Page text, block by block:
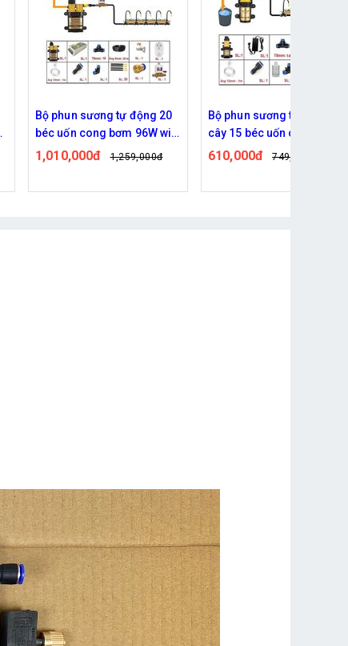
Bộ phun sương tự động tưới
cây 15 béc uốn cong bơm
60w kết nối wifi
610,000đ 749,000đ
Bộ phun sương tưới cây 20
béc uốn cong dùng bơm
đôi 96w
710,000đ 829,000đ